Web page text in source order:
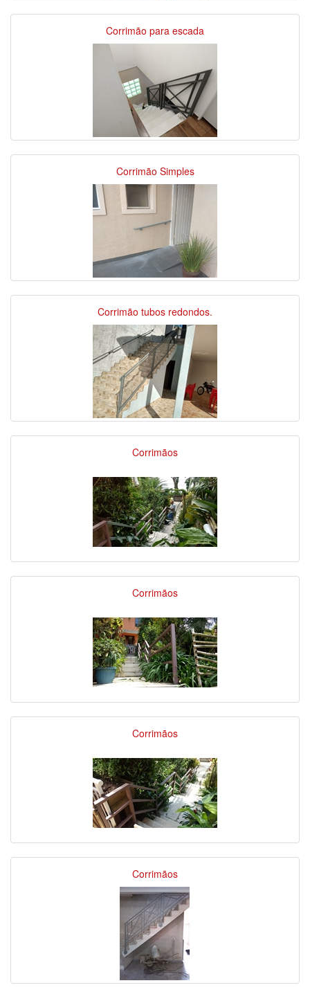
Corrimão para escada
Corrimão Simples
Corrimão tubos redondos.
Corrimãos
Corrimãos
Corrimãos
Corrimãos